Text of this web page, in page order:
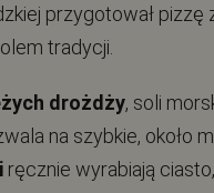
przygotował pizzę
tradycji.
drożdży, soli
na szybkie, około
ręcznie wyrabiają